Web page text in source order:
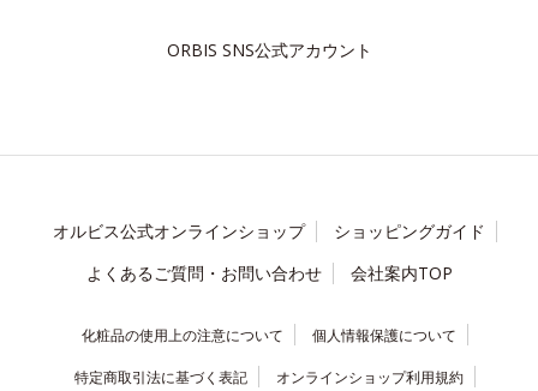
ORBIS SNS公式アカウント
オルビス公式オンラインショップ
ショッピングガイド
よくあるご質問・お問い合わせ
会社案内TOP
化粧品の使用上の注意について 個人情報保護について
特定商取引法に基づく表記 オンラインショップ利用規約